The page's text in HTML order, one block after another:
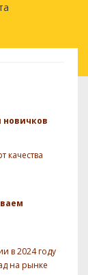
качества
в 2024 году
на рынке